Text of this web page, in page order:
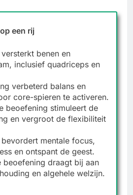
een rij
benen en
inclusief quadriceps en
verbeterd balans en
core-spieren te activeren.
beoefening stimuleert de
en vergroot de flexibiliteit
bevordert mentale focus,
en ontspant de geest.
beoefening draagt bij aan
en algehele welzijn.